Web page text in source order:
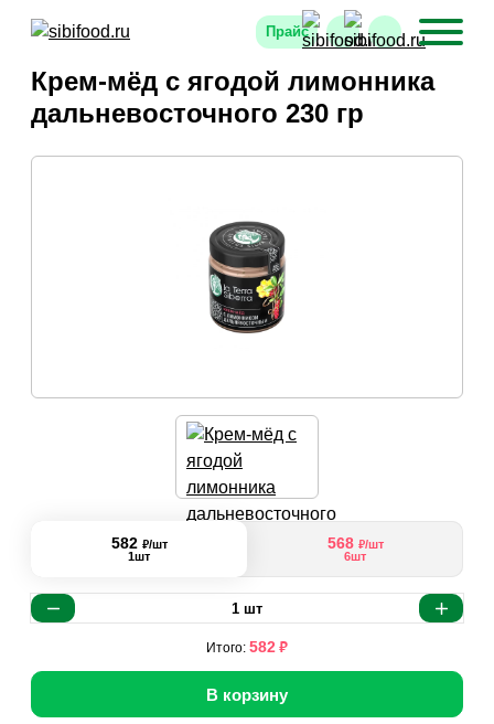
Прайс
Крем-мёд с ягодой лимонника
дальневосточного 230 гр
582 ₽/шт
1шт
568 ₽/шт
6шт
1 шт
Итого: 582 ₽
В корзину